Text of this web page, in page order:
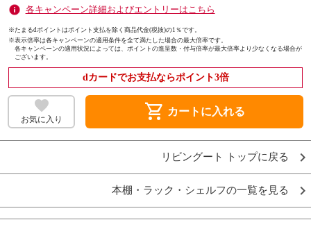
各キャンペーン詳細およびエントリーはこちら
※たまるdポイントはポイント支払を除く商品代金(税抜)の1％です。
※表示倍率は各キャンペーンの適用条件を全て満たした場合の最大倍率です。
各キャンペーンの適用状況によっては、ポイントの進呈数・付与倍率が最大倍率より少なくなる場合が
ございます。
dカードでお支払ならポイント3倍
お気に入り shopping_cart カートに入れる
リビングート トップに戻る
本棚・ラック・シェルフの一覧を見る